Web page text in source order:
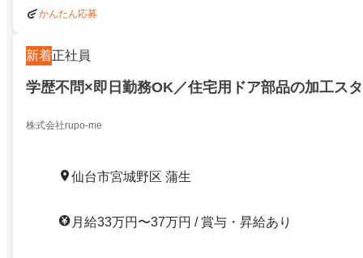
かんたん応募
新着正社員
学歴不問×即日勤務OK／住宅用ドア部品の加工ス
株式会社rupo-me
仙台市宮城野区 蒲生
月給33万円〜37万円 / 賞与・昇給あり